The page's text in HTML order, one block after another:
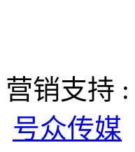
营销支持 :
号众传媒